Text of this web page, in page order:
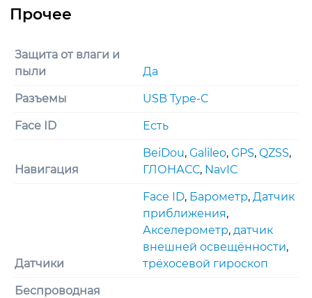
Защита от влаги и
пыли
Да
Разъемы USB Type-C
Face ID Есть
Навигация
BeiDou, Galileo, GPS, QZSS,
ГЛОНАСС, NavIC
Датчики
Face ID, Барометр, Датчик
приближения,
Акселерометр, датчик
внешней освещённости,
трёхосевой гироскоп
Беспроводная